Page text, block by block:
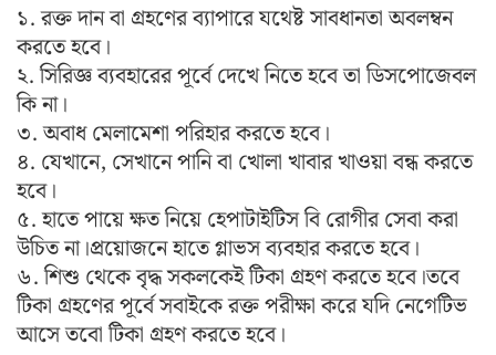
১. রক্ত দান বা গ্রহণের ব্যাপারে যথেষ্ট সাবধানতা অবলম্বন
করতে হবে।
২. সিরিজ্ঞ ব্যবহারের পূর্বে দেখে নিতে হবে তা ডিসপোজেবল
কি না।
৩. অবাধ মেলামেশা পরিহার করতে হবে।
৪. যেখানে, সেখানে পানি বা খোলা খাবার খাওয়া বন্ধ করতে
হবে।
৫. হাতে পায়ে ক্ষত নিয়ে হেপাটাইটিস বি রোগীর সেবা করা
উচিত না।প্রয়োজনে হাতে গ্লাভস ব্যবহার করতে হবে।
৬. শিশু থেকে বৃদ্ধ সকলকেই টিকা গ্রহণ করতে হবে।তবে
টিকা গ্রহণের পূর্বে সবাইকে রক্ত পরীক্ষা করে যদি নেগেটিভ
আসে তবো টিকা গ্রহণ করতে হবে।